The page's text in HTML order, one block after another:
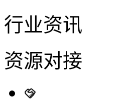
行业资讯
资源对接